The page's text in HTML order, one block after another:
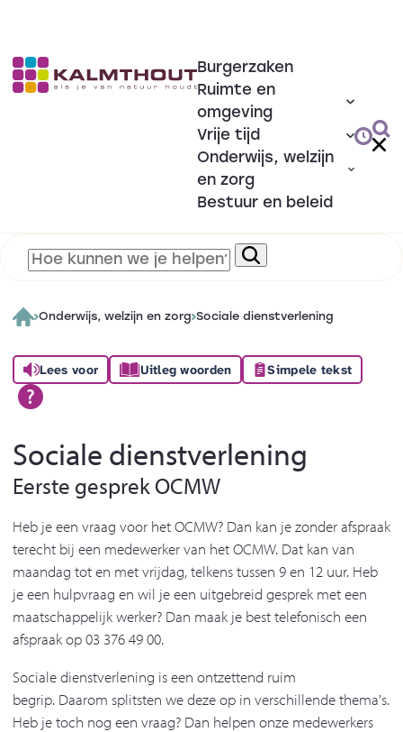
Burgerzaken
Ruimte en
omgeving
Vrije tijd
Onderwijs, welzijn
en zorg
Bestuur en beleid
Onderwijs, welzijn en zorg Sociale dienstverlening
Lees voor Uitleg woorden Simpele tekst
Sociale dienstverlening
Eerste gesprek OCMW
Heb je een vraag voor het OCMW? Dan kan je zonder afspraak
terecht bij een medewerker van het OCMW. Dat kan van
maandag tot en met vrijdag, telkens tussen 9 en 12 uur. Heb
je een hulpvraag en wil je een uitgebreid gesprek met een
maatschappelijk werker? Dan maak je best telefonisch een
afspraak op 03 376 49 00.
Sociale dienstverlening is een ontzettend ruim
begrip. Daarom splitsten we deze op in verschillende thema's.
Heb je toch nog een vraag? Dan helpen onze medewerkers